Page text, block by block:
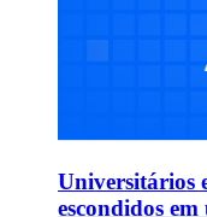
Universitários
escondidos